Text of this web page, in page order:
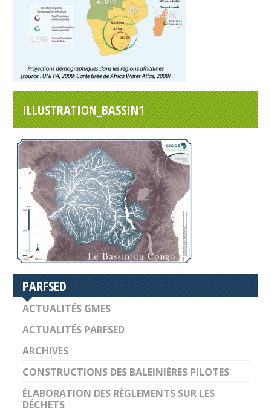
ILLUSTRATION_BASSIN1
PARFSED
ACTUALITÉS GMES
ACTUALITÉS PARFSED
ARCHIVES
CONSTRUCTIONS DES BALEINIÈRES PILOTES
ÉLABORATION DES RÈGLEMENTS SUR LES
DÉCHETS